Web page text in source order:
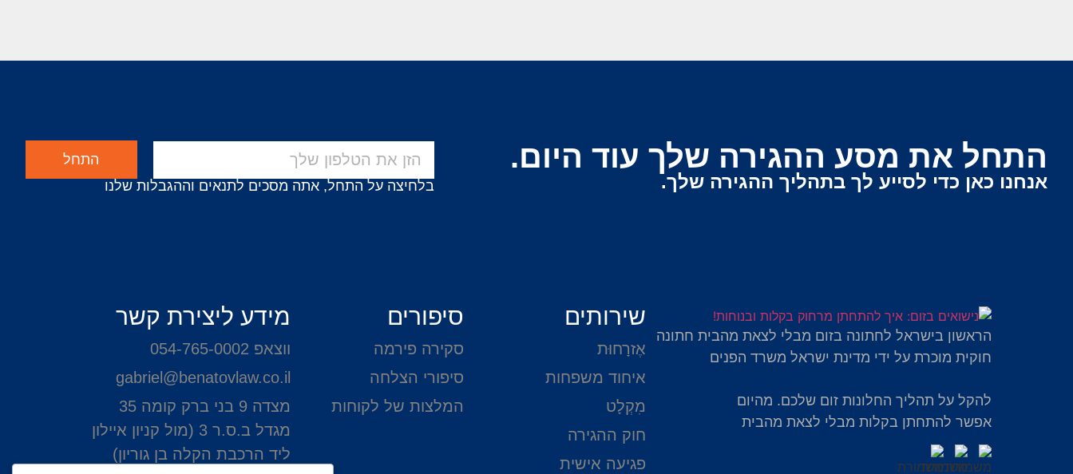
התחל את מסע ההגירה שלך עוד היום.
אנחנו כאן כדי לסייע לך בתהליך ההגירה שלך.
התחל
בלחיצה על התחל, אתה מסכים לתנאים וההגבלות שלנו
הראשון בישראל לחתונה בזום מבלי לצאת מהבית חתונה
חוקית מוכרת על ידי מדינת ישראל משרד הפנים
להקל על תהליך החלונות זום שלכם. מהיום
אפשר להתחתן בקלות מבלי לצאת מהבית
שירותים
אֶזרָחוּת
איחוד משפחות
מִקְלָט
חוק ההגירה
פגיעה אישית
סיפורים
סקירה פירמה
סיפורי הצלחה
המלצות של לקוחות
מידע ליצירת קשר
ווצאפ 054-765-0002
gabriel@benatovlaw.co.il
מצדה 9 בני ברק קומה 35
מגדל ב.ס.ר 3 (מול קניון איילון
ליד הרכבת הקלה בן גוריון)